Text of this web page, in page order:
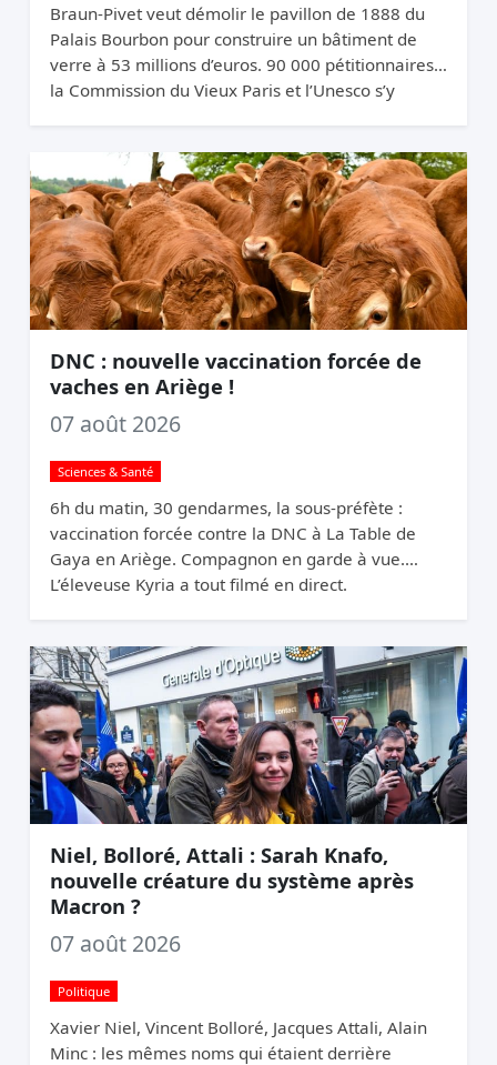
Braun-Pivet veut démolir le pavillon de 1888 du
Palais Bourbon pour construire un bâtiment de
verre à 53 millions d’euros. 90 000 pétitionnaires,
la Commission du Vieux Paris et l’Unesco s’y
DNC : nouvelle vaccination forcée de
vaches en Ariège !
07 août 2026
Sciences & Santé
6h du matin, 30 gendarmes, la sous-préfète :
vaccination forcée contre la DNC à La Table de
Gaya en Ariège. Compagnon en garde à vue.
L’éleveuse Kyria a tout filmé en direct.
Niel, Bolloré, Attali : Sarah Knafo,
nouvelle créature du système après
Macron ?
07 août 2026
Politique
Xavier Niel, Vincent Bolloré, Jacques Attali, Alain
Minc : les mêmes noms qui étaient derrière